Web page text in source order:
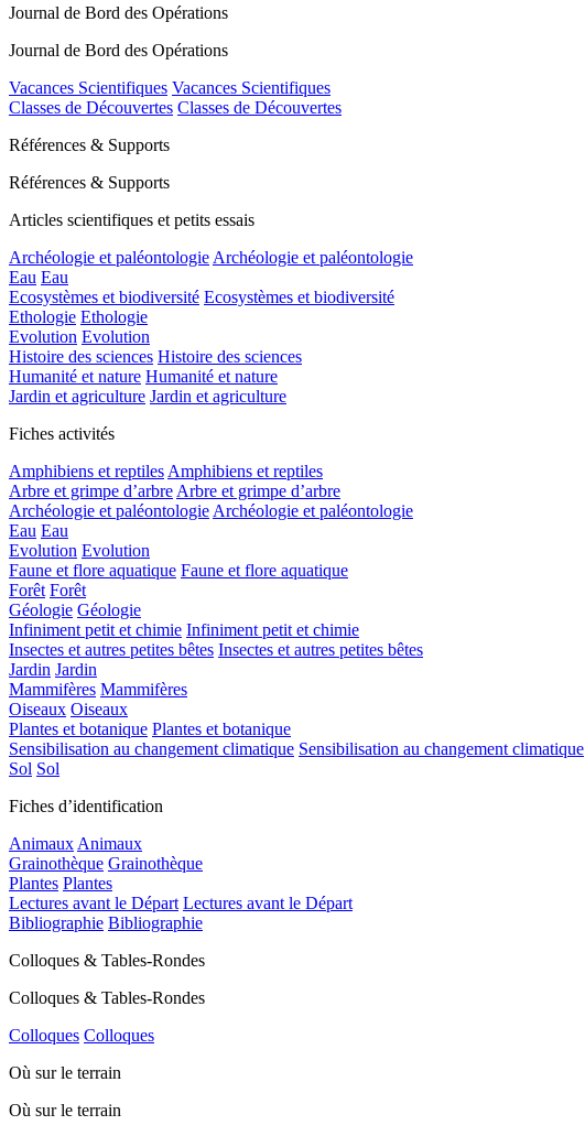
Journal de Bord des Opérations
Journal de Bord des Opérations
Vacances Scientifiques Vacances Scientifiques
Classes de Découvertes Classes de Découvertes
Références & Supports
Références & Supports
Articles scientifiques et petits essais
Archéologie et paléontologie Archéologie et paléontologie
Eau Eau
Ecosystèmes et biodiversité Ecosystèmes et biodiversité
Ethologie Ethologie
Evolution Evolution
Histoire des sciences Histoire des sciences
Humanité et nature Humanité et nature
Jardin et agriculture Jardin et agriculture
Fiches activités
Amphibiens et reptiles Amphibiens et reptiles
Arbre et grimpe d’arbre Arbre et grimpe d’arbre
Archéologie et paléontologie Archéologie et paléontologie
Eau Eau
Evolution Evolution
Faune et flore aquatique Faune et flore aquatique
Forêt Forêt
Géologie Géologie
Infiniment petit et chimie Infiniment petit et chimie
Insectes et autres petites bêtes Insectes et autres petites bêtes
Jardin Jardin
Mammifères Mammifères
Oiseaux Oiseaux
Plantes et botanique Plantes et botanique
Sensibilisation au changement climatique Sensibilisation au changement climatique
Sol Sol
Fiches d’identification
Animaux Animaux
Grainothèque Grainothèque
Plantes Plantes
Lectures avant le Départ Lectures avant le Départ
Bibliographie Bibliographie
Colloques & Tables-Rondes
Colloques & Tables-Rondes
Colloques Colloques
Où sur le terrain
Où sur le terrain